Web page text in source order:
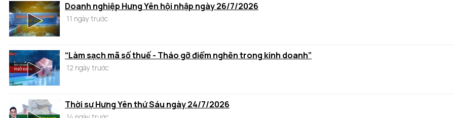
Doanh nghiệp Hưng Yên hội nhập ngày 26/7/2026
11 ngày trước
“Làm sạch mã số thuế - Tháo gỡ điểm nghẽn trong kinh doanh”
12 ngày trước
Thời sự Hưng Yên thứ Sáu ngày 24/7/2026